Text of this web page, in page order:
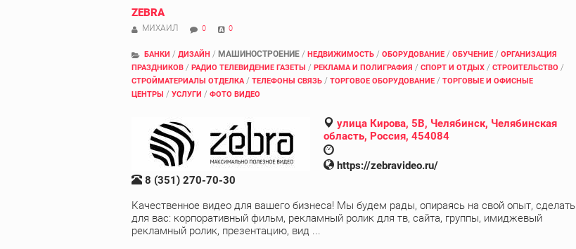
ZEBRA
МИХАИЛ 0 0
БАНКИ / ДИЗАЙН / МАШИНОСТРОЕНИЕ / НЕДВИЖИМОСТЬ / ОБОРУДОВАНИЕ / ОБУЧЕНИЕ / ОРГАНИЗАЦИЯ
ПРАЗДНИКОВ / РАДИО ТЕЛЕВИДЕНИЕ ГАЗЕТЫ / РЕКЛАМА И ПОЛИГРАФИЯ / СПОРТ И ОТДЫХ / СТРОИТЕЛЬСТВО /
СТРОЙМАТЕРИАЛЫ ОТДЕЛКА/ ТЕЛЕФОНЫ СВЯЗЬ / ТОРГОВОЕ ОБОРУДОВАНИЕ / ТОРГОВЫЕ И ОФИСНЫЕ
ЦЕНТРЫ / УСЛУГИ / ФОТО ВИДЕО
улица Кирова, 5В, Челябинск, Челябинская
область, Россия, 454084
https://zebravideo.ru/
8 (351) 270-70-30
Качественное видео для вашего бизнеса! Мы будем рады, опираясь на свой опыт, сделать
для вас: корпоративный фильм, рекламный ролик для тв, сайта, группы, имиджевый
рекламный ролик, презентацию, вид ...